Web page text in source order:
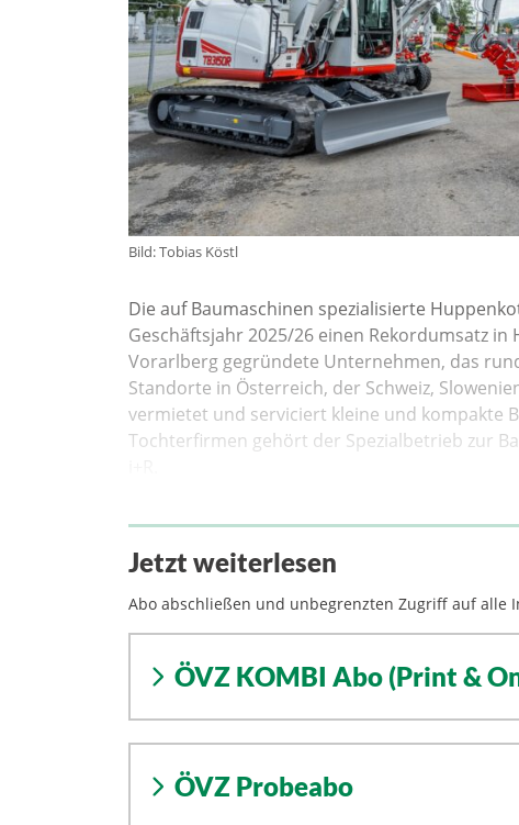
Bild: Tobias Köstl
Die auf Baumaschinen spezialisierte
Geschäftsjahr 2025/26 einen Rekordumsatz in
Vorarlberg gegründete Unternehmen, das
Standorte in Österreich, der Schweiz,
vermietet und serviciert kleine und kompakte
Tochterfirmen gehört der Spezialbetrieb zur
Jetzt weiterlesen
Abo abschließen und unbegrenzten Zugriff auf alle
ÖVZ KOMBI Abo (Print &
ÖVZ Probeabo